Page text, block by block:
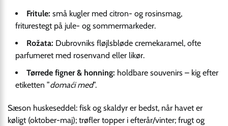
Fritule: små kugler med citron- og rosinsmag,
friturestegt på jule- og sommermarkeder.
Rožata: Dubrovniks fløjlsbløde cremekaramel, ofte
parfumeret med rosenvand eller likør.
Tørrede figner & honning: holdbare souvenirs – kig efter
etiketten ”domaći med”.
Sæson huskeseddel: fisk og skaldyr er bedst, når havet er
køligt (oktober-maj); trøfler topper i efterår/vinter; frugt og